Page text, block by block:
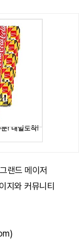
랜드 메이저
지와 커뮤니티